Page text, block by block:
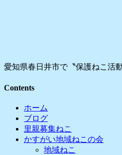
愛知県春日井市で〝保護ねこ活
Contents
ホーム
ブログ
里親募集ねこ
かすがい地域ねこの会
地域ねこ